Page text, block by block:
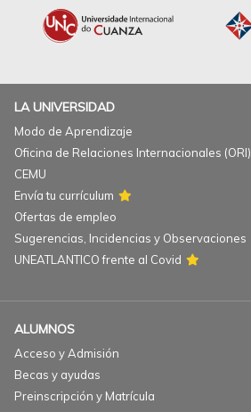
LA UNIVERSIDAD
Modo de Aprendizaje
Oficina de Relaciones Internacionales (ORI)
CEMU
Envía tu currículum
Ofertas de empleo
Sugerencias, Incidencias y Observaciones
UNEATLANTICO frente al Covid
ALUMNOS
Acceso y Admisión
Becas y ayudas
Preinscripción y Matrícula